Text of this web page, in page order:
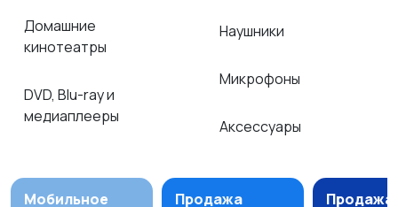
Домашние
кинотеатры
DVD, Blu-ray и
медиаплееры
Наушники
Микрофоны
Аксессуары
Мобильное
Продажа
Продажа